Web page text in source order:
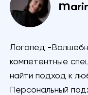
Логопед -
компетентные
найти подход к
Персональный